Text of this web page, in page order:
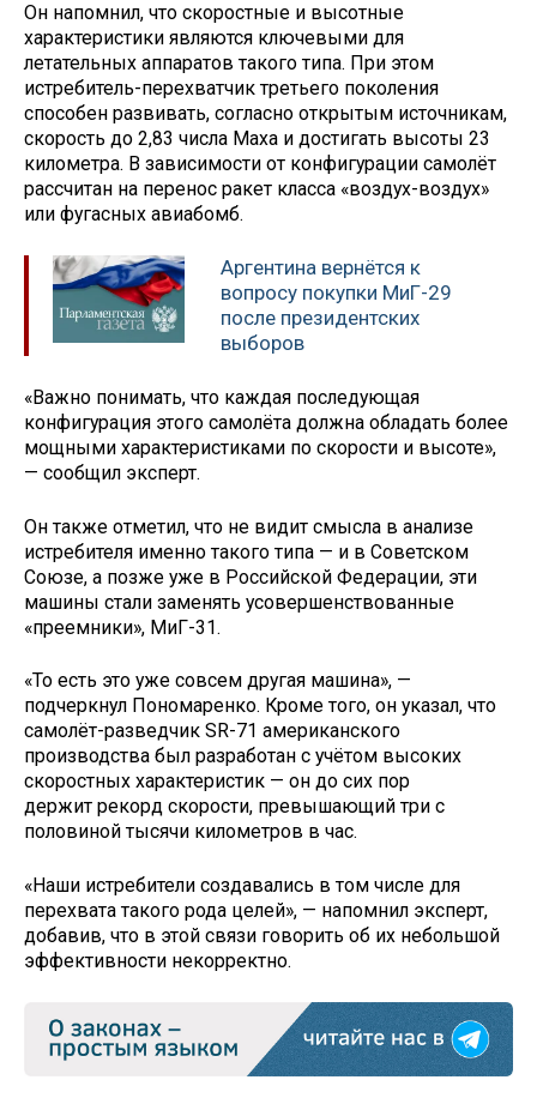
Он напомнил, что скоростные и высотные
характеристики являются ключевыми для
летательных аппаратов такого типа. При этом
истребитель-перехватчик третьего поколения
способен развивать, согласно открытым источникам,
скорость до 2,83 числа Маха и достигать высоты 23
километра. В зависимости от конфигурации самолёт
рассчитан на перенос ракет класса «воздух-воздух»
или фугасных авиабомб.
Аргентина вернётся к
вопросу покупки МиГ-29
после президентских
выборов
«Важно понимать, что каждая последующая
конфигурация этого самолёта должна обладать более
мощными характеристиками по скорости и высоте»,
— сообщил эксперт.
Он также отметил, что не видит смысла в анализе
истребителя именно такого типа — и в Советском
Союзе, а позже уже в Российской Федерации, эти
машины стали заменять усовершенствованные
«преемники», МиГ-31.
«То есть это уже совсем другая машина», —
подчеркнул Пономаренко. Кроме того, он указал, что
самолёт-разведчик SR-71 американского
производства был разработан с учётом высоких
скоростных характеристик — он до сих пор
держит рекорд скорости, превышающий три с
половиной тысячи километров в час.
«Наши истребители создавались в том числе для
перехвата такого рода целей», — напомнил эксперт,
добавив, что в этой связи говорить об их небольшой
эффективности некорректно.